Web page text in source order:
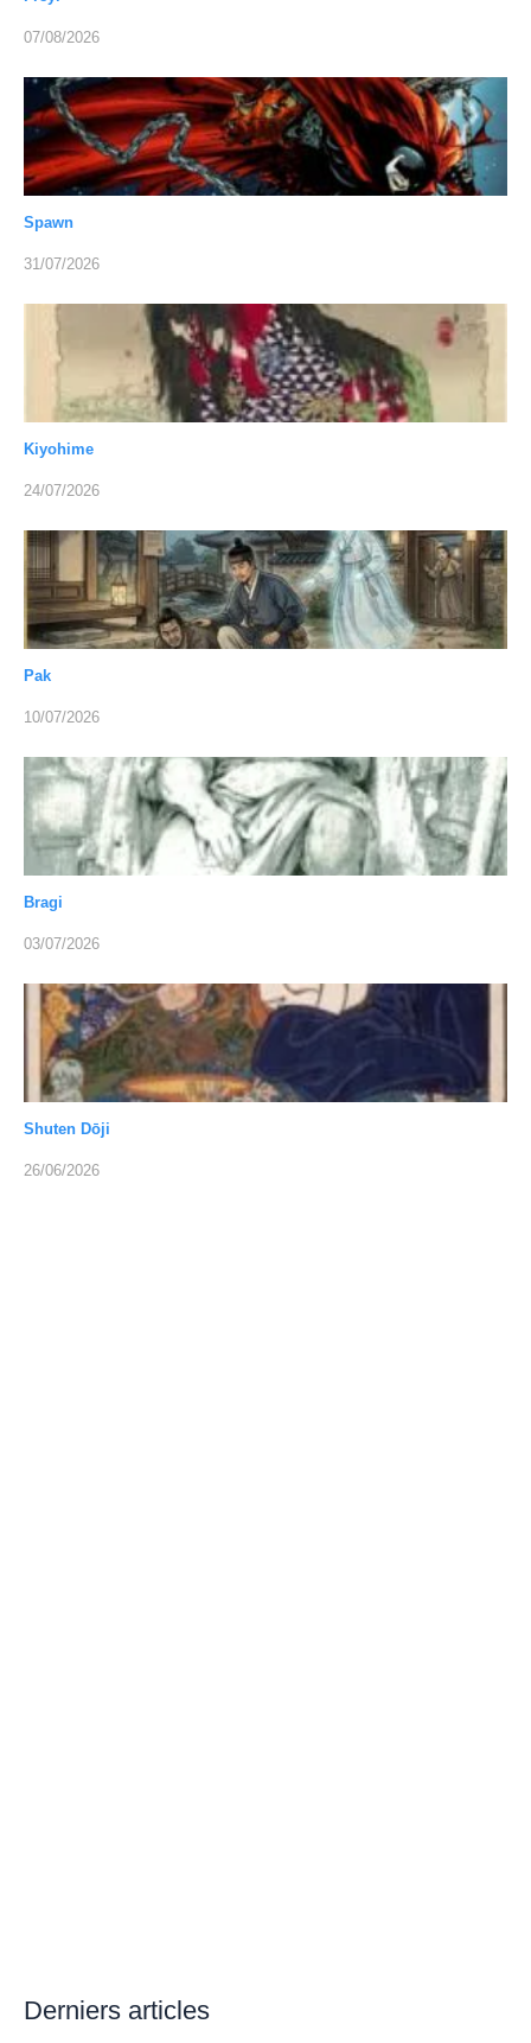
07/08/2026
Spawn
31/07/2026
Kiyohime
24/07/2026
Pak
10/07/2026
Bragi
03/07/2026
Shuten Dōji
26/06/2026
Derniers articles